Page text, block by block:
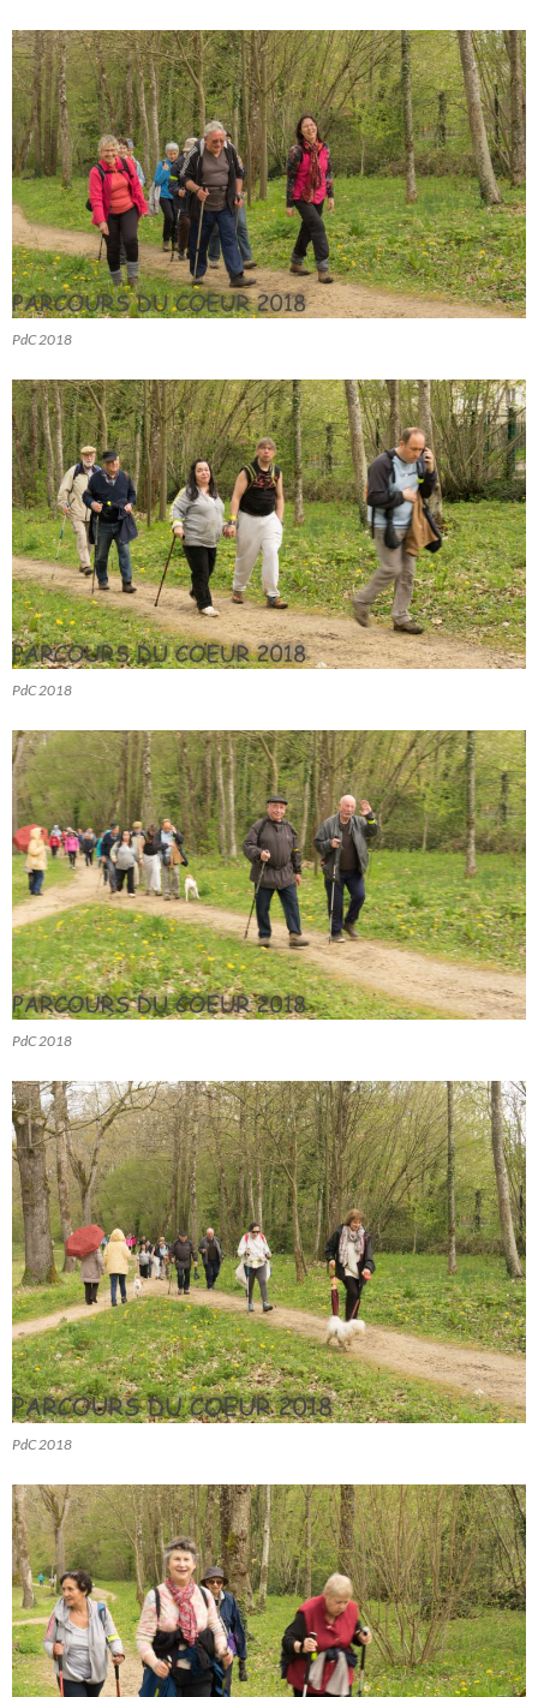
PdC 2018
PdC 2018
PdC 2018
PdC 2018